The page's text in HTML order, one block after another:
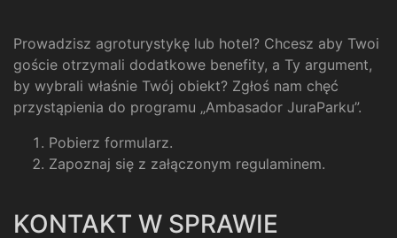
Prowadzisz agroturystykę lub hotel? Chcesz aby Twoi
goście otrzymali dodatkowe benefity, a Ty argument,
by wybrali właśnie Twój obiekt? Zgłoś nam chęć
przystąpienia do programu „Ambasador JuraParku”.
Pobierz formularz.
Zapoznaj się z załączonym regulaminem.
KONTAKT W SPRAWIE